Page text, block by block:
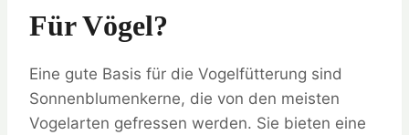
Für Vögel?
Eine gute Basis für die Vogelfütterung sind
Sonnenblumenkerne, die von den meisten
Vogelarten gefressen werden. Sie bieten eine